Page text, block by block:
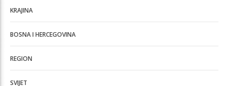
KRAJINA
BOSNA I HERCEGOVINA
REGION
SVIJET